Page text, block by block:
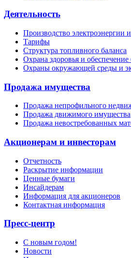
Деятельность
Производство электроэнергии
Тарифы
Структура топливного баланса
Охрана здоровья и обеспечение
Охраны окружающей среды и
Продажа имущества
Продажа непрофильного
Продажа движимого имущества
Продажа невостребованных
Акционерам и инвесторам
Отчетность
Раскрытие информации
Ценные бумаги
Инсайдерам
Информация для акционеров
Контактная информация
Пресс-центр
С новым годом!
Новости